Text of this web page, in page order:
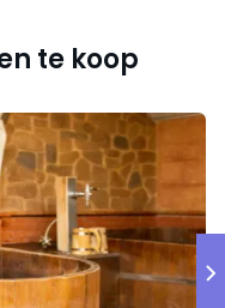
zonder personeel.
2022 is € 370.000.
te koop